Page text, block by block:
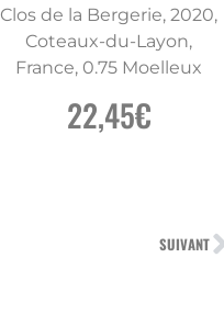
Clos de la Bergerie, 2020,
Coteaux-du-Layon,
France, 0.75 Moelleux
22,45€
SUIVANT